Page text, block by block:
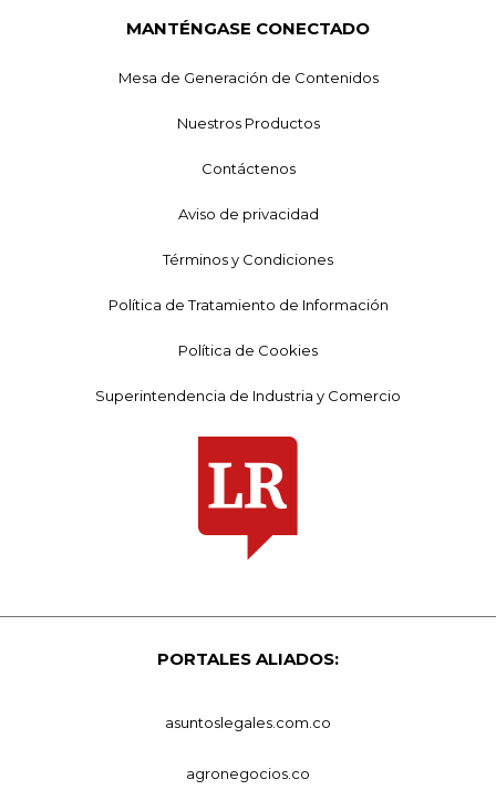
MANTÉNGASE CONECTADO
Mesa de Generación de Contenidos
Nuestros Productos
Contáctenos
Aviso de privacidad
Términos y Condiciones
Política de Tratamiento de Información
Política de Cookies
Superintendencia de Industria y Comercio
PORTALES ALIADOS:
asuntoslegales.com.co
agronegocios.co